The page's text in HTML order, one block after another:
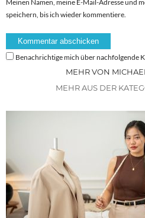
Meinen Namen, meine E-Mail-Adresse und
speichern, bis ich wieder kommentiere.
Benachrichtige mich über nachfolgende
MEHR VON
MEHR AUS DER